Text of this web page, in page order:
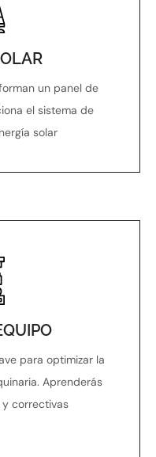
un panel de
el sistema de
solar
para optimizar la
Aprenderás
correctivas